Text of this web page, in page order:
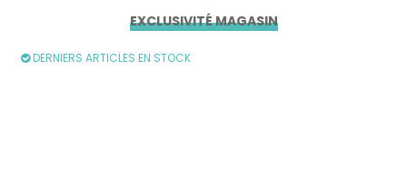
EXCLUSIVITÉ MAGASIN
DERNIERS ARTICLES EN STOCK